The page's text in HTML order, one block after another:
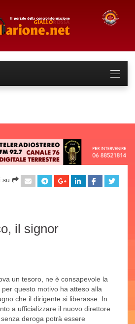
su
il signor
un tesoro, ne è consapevole la
questo motivo ha atteso alla
che il dirigente si liberasse. In
a ufficializzare il nuovo direttore
deroga potrà essere